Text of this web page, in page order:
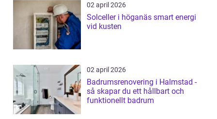
02 april 2026
Solceller i höganäs smart energi
vid kusten
02 april 2026
Badrumsrenovering i Halmstad -
så skapar du ett hållbart och
funktionellt badrum